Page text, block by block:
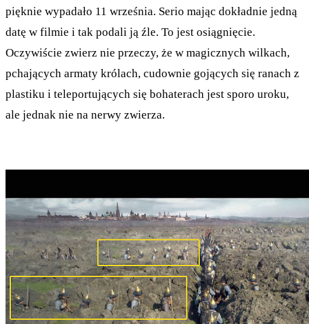
pięknie wypadało 11 września. Serio mając dokładnie jedną
datę w filmie i tak podali ją źle. To jest osiągnięcie.
Oczywiście zwierz nie przeczy, że w magicznych wilkach,
pchających armaty królach, cudownie gojących się ranach z
plastiku i teleportujących się bohaterach jest sporo uroku,
ale jednak nie na nerwy zwierza.